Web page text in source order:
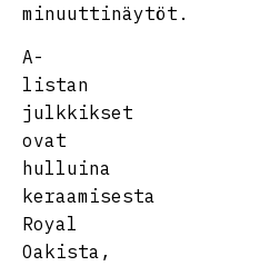
minuuttinäytöt.
A-
listan
julkkikset
ovat
hulluina
keraamisesta
Royal
Oakista,